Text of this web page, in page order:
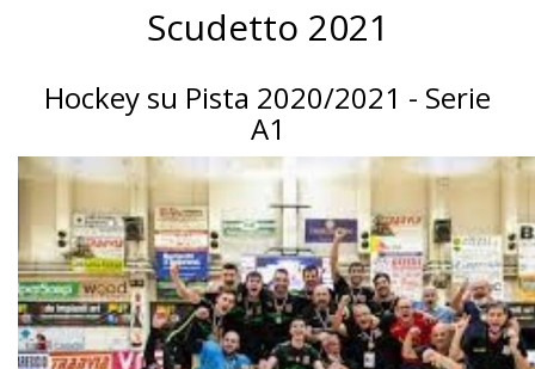
Scudetto 2021
Hockey su Pista 2020/2021 - Serie
A1